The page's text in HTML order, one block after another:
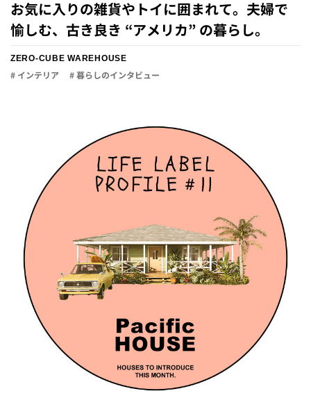
お気に入りの雑貨やトイに囲まれて。夫婦で
愉しむ、古き良き “アメリカ” の暮らし。
ZERO-CUBE WAREHOUSE
# インテリア # 暮らしのインタビュー